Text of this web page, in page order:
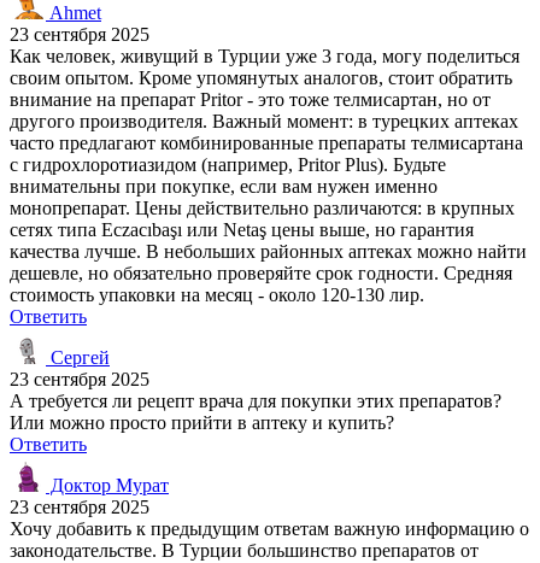
Ahmet
23 сентября 2025
Как человек, живущий в Турции уже 3 года, могу поделиться
своим опытом. Кроме упомянутых аналогов, стоит обратить
внимание на препарат Pritor - это тоже телмисартан, но от
другого производителя. Важный момент: в турецких аптеках
часто предлагают комбинированные препараты телмисартана
с гидрохлоротиазидом (например, Pritor Plus). Будьте
внимательны при покупке, если вам нужен именно
монопрепарат. Цены действительно различаются: в крупных
сетях типа Eczacıbaşı или Netaş цены выше, но гарантия
качества лучше. В небольших районных аптеках можно найти
дешевле, но обязательно проверяйте срок годности. Средняя
стоимость упаковки на месяц - около 120-130 лир.
Ответить
Сергей
23 сентября 2025
А требуется ли рецепт врача для покупки этих препаратов?
Или можно просто прийти в аптеку и купить?
Ответить
Доктор Мурат
23 сентября 2025
Хочу добавить к предыдущим ответам важную информацию о
законодательстве. В Турции большинство препаратов от